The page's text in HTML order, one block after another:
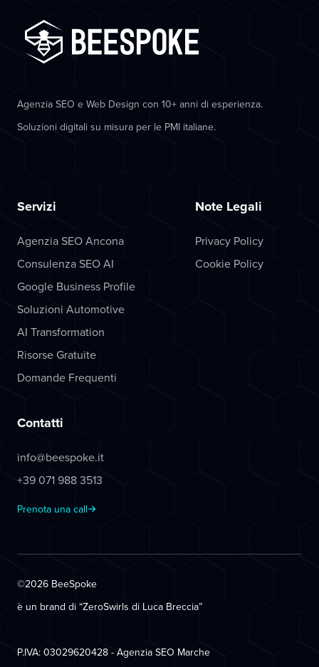
Agenzia SEO e Web Design con 10+ anni di esperienza.
Soluzioni digitali su misura per le PMI italiane.
Servizi
Agenzia SEO Ancona
Consulenza SEO AI
Google Business Profile
Soluzioni Automotive
AI Transformation
Risorse Gratuite
Domande Frequenti
Note Legali
Privacy Policy
Cookie Policy
Contatti
info@beespoke.it
+39 071 988 3513
Prenota una call
©2026 BeeSpoke
è un brand di “ZeroSwirls di Luca Breccia”
P.IVA: 03029620428 - Agenzia SEO Marche